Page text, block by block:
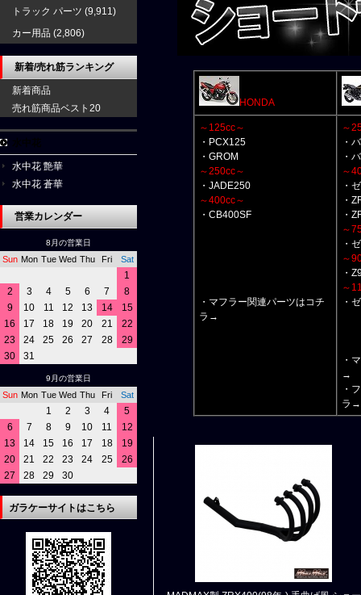
HONDA
～125cc～
・PCX125
・GROM
～250cc～
・JADE250
～400cc～
・CB400SF
・マフラー関連パーツはコチ
ラ→
～
・
・
～
・
・
・
～
・
～
・
～
・
・
→
・
ラ→
トラック パーツ (9,911)
カー用品 (2,806)
新着/売れ筋ランキング
新着商品
売れ筋商品ベスト20
水中花 艶華
水中花 蒼華
営業カレンダー
8月の営業日
Sun Mon Tue Wed Thu Fri Sat
1
2
3 4 5 6 7
8
9
10 11 12 13 14
15
16
17 18 19 20 21
22
23
24 25 26 27 28
29
30
31
9月の営業日
Sun Mon Tue Wed Thu Fri Sat
1 2 3 4
5
6
7 8 9 10 11
12
13
14 15 16 17 18
19
20
21 22 23 24 25
26
27
28 29 30
ガラケーサイトはこちら